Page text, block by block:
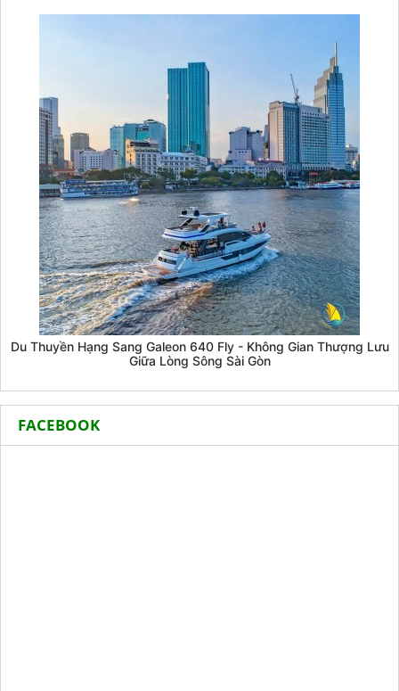
Du Thuyền Hạng Sang Galeon 640 Fly - Không Gian Thượng Lưu
Giữa Lòng Sông Sài Gòn
FACEBOOK